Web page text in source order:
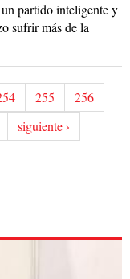
partido inteligente y
sufrir más de la
255
256
siguiente ›